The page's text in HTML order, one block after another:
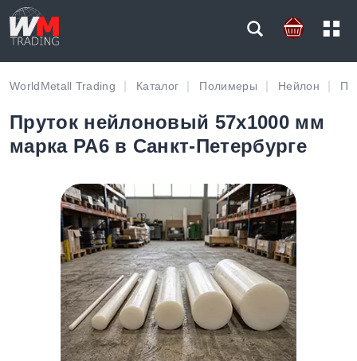
WorldMetall Trading Каталог Полимеры Нейлон
Пруток нейлоновый 57х1000 мм
марка PA6 в Санкт-Петербурге